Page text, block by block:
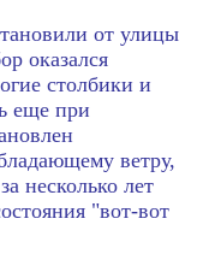
от улицы
оказался
столбики и
еще при
ветру,
несколько лет
"вот-вот